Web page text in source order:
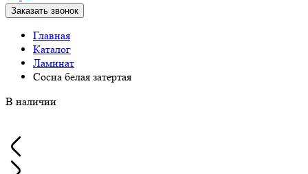
Заказать звонок
Главная
Каталог
Ламинат
Сосна белая затертая
В наличии